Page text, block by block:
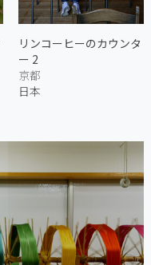
リンコーヒーのカウンタ
ー 2
京都
日本